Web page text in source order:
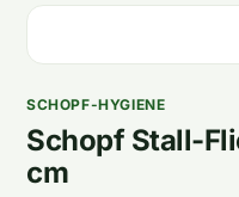
SCHOPF-HYGIENE
Schopf Stall-
cm